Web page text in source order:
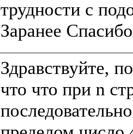
трудности с
Здравствуйте,
что что при n